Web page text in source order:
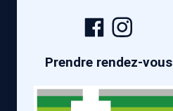
Page
Facebook
Prendre rendez-vous